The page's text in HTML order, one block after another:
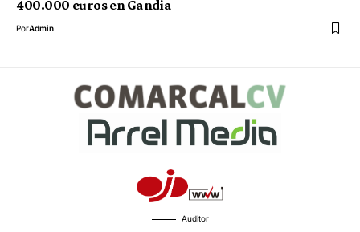
400.000 euros en Gandia
PorAdmin
Auditor